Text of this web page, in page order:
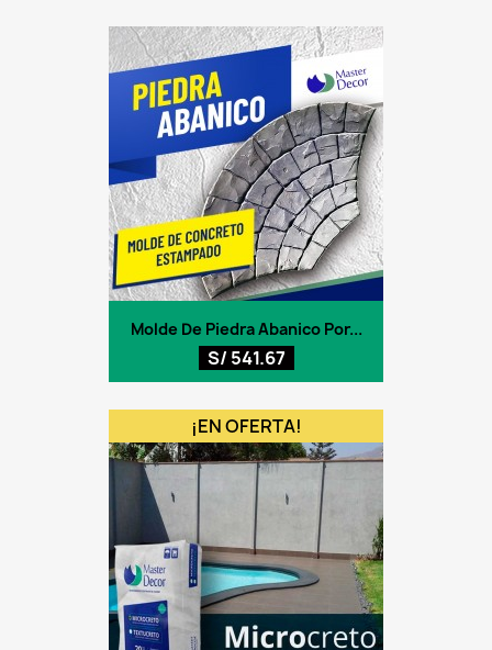
Molde De Piedra Abanico Por...
S/ 541.67
¡EN OFERTA!